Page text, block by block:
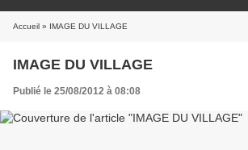
Accueil » IMAGE DU VILLAGE
IMAGE DU VILLAGE
Publié le 25/08/2012 à 08:08